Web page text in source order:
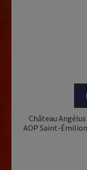
Château
AOP Saint-